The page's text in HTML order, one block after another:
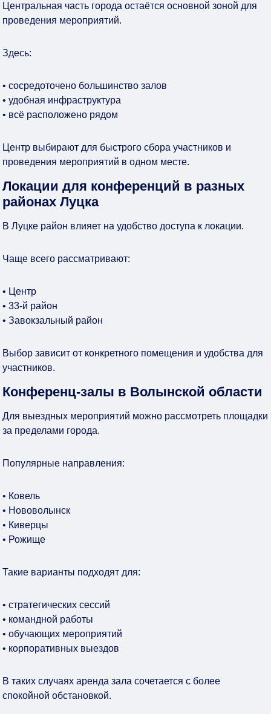
Центральная часть города остаётся основной зоной для
проведения мероприятий.
Здесь:
• сосредоточено большинство залов
• удобная инфраструктура
• всё расположено рядом
Центр выбирают для быстрого сбора участников и
проведения мероприятий в одном месте.
Локации для конференций в разных
районах Луцка
В Луцке район влияет на удобство доступа к локации.
Чаще всего рассматривают:
• Центр
• 33-й район
• Завокзальный район
Выбор зависит от конкретного помещения и удобства для
участников.
Конференц-залы в Волынской области
Для выездных мероприятий можно рассмотреть площадки
за пределами города.
Популярные направления:
• Ковель
• Нововолынск
• Киверцы
• Рожище
Такие варианты подходят для:
• стратегических сессий
• командной работы
• обучающих мероприятий
• корпоративных выездов
В таких случаях аренда зала сочетается с более
спокойной обстановкой.